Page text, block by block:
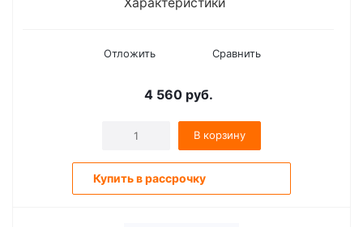
Отложить Сравнить
4 560 руб.
В корзину
Купить в рассрочку